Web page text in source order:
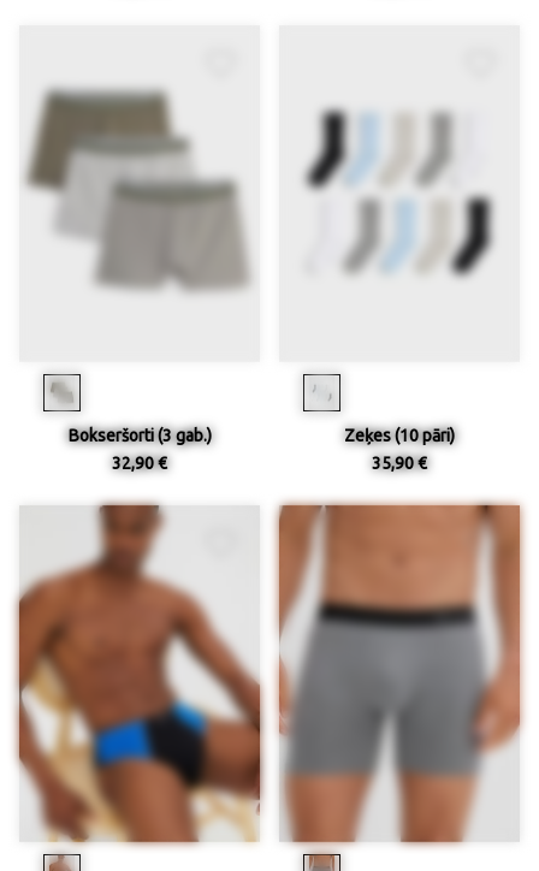
Bokseršorti (3 gab.)
32,90 €
Zeķes (10 pāri)
35,90 €